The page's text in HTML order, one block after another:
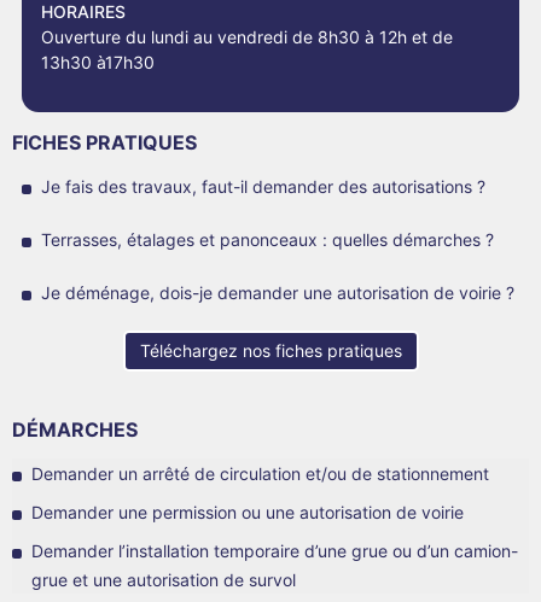
HORAIRES
Ouverture du lundi au vendredi de 8h30 à 12h et de
13h30 à17h30
FICHES PRATIQUES
Je fais des travaux, faut-il demander des autorisations ?
Terrasses, étalages et panonceaux : quelles démarches ?
Je déménage, dois-je demander une autorisation de voirie ?
Téléchargez nos fiches pratiques
DÉMARCHES
Demander un arrêté de circulation et/ou de stationnement
Demander une permission ou une autorisation de voirie
Demander l’installation temporaire d’une grue ou d’un camion-
grue et une autorisation de survol